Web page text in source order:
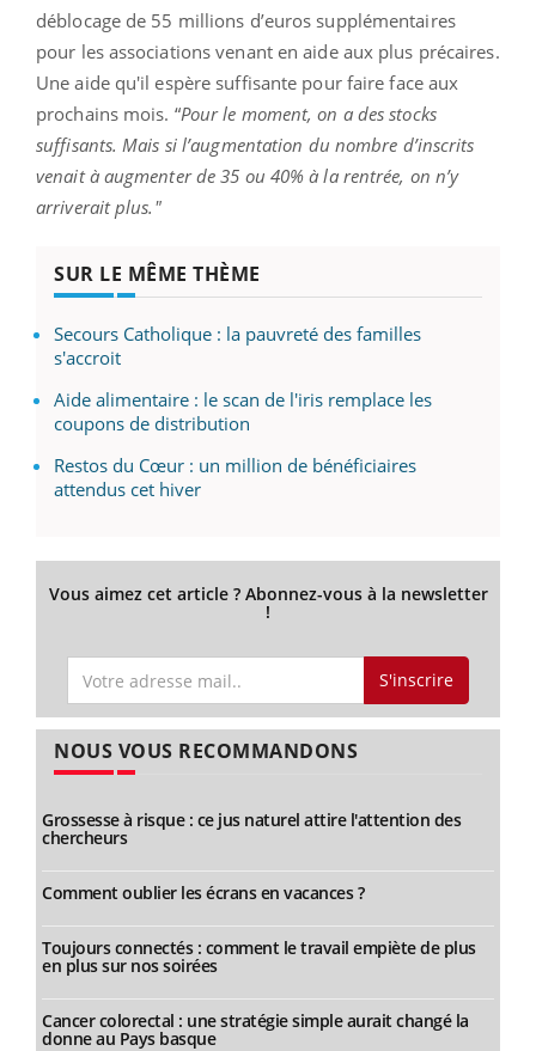
déblocage de 55 millions d’euros supplémentaires
pour les associations venant en aide aux plus précaires.
Une aide qu'il espère suffisante pour faire face aux
prochains mois. “Pour le moment, on a des stocks
suffisants. Mais si l’augmentation du nombre d’inscrits
venait à augmenter de 35 ou 40% à la rentrée, on n’y
arriverait plus."
SUR LE MÊME THÈME
Secours Catholique : la pauvreté des familles
s'accroit
Aide alimentaire : le scan de l'iris remplace les
coupons de distribution
Restos du Cœur : un million de bénéficiaires
attendus cet hiver
Vous aimez cet article ? Abonnez-vous à la newsletter
!
S'inscrire
NOUS VOUS RECOMMANDONS
Grossesse à risque : ce jus naturel attire l'attention des
chercheurs
Comment oublier les écrans en vacances ?
Toujours connectés : comment le travail empiète de plus
en plus sur nos soirées
Cancer colorectal : une stratégie simple aurait changé la
donne au Pays basque